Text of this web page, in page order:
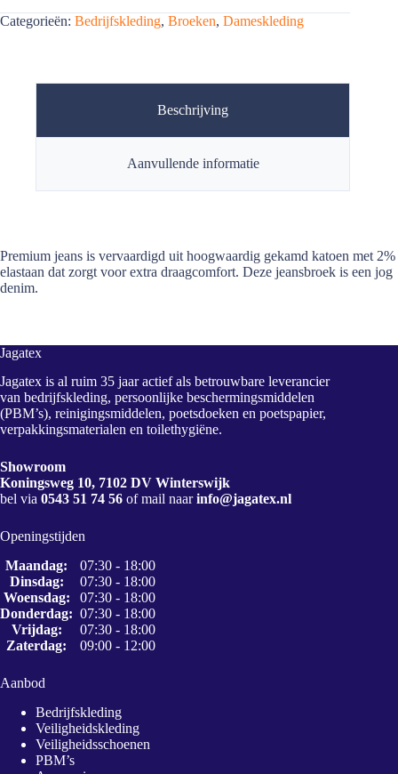
Categorieën: Bedrijfskleding, Broeken, Dameskleding
Beschrijving
Aanvullende informatie
Premium jeans is vervaardigd uit hoogwaardig gekamd katoen met 2%
elastaan dat zorgt voor extra draagcomfort. Deze jeansbroek is een jog
denim.
Jagatex
Jagatex is al ruim 35 jaar actief als betrouwbare leverancier
van bedrijfskleding, persoonlijke beschermingsmiddelen
(PBM’s), reinigingsmiddelen, poetsdoeken en poetspapier,
verpakkingsmaterialen en toilethygiëne.
Showroom
Koningsweg 10, 7102 DV Winterswijk
bel via 0543 51 74 56 of mail naarinfo@jagatex.nl
Openingstijden
Maandag:
07:30 - 18:00
Dinsdag:
07:30 - 18:00
Woensdag:
07:30 - 18:00
Donderdag: 07:30 - 18:00
Vrijdag:
07:30 - 18:00
Zaterdag:
09:00 - 12:00
Aanbod
Bedrijfskleding
Veiligheidskleding
Veiligheidsschoenen
PBM’s